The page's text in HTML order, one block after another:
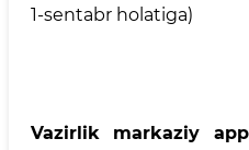
1-sentabr holatiga)
Vazirlik markaziy